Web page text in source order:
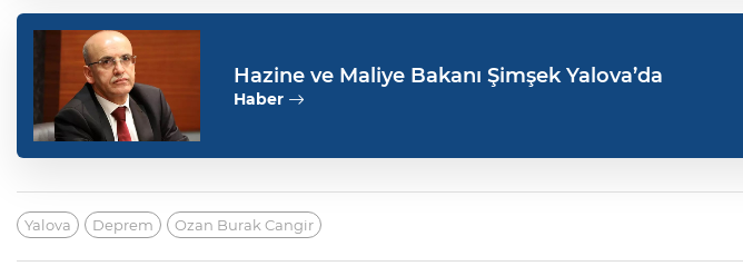
Hazine ve Maliye Bakanı Şimşek Yalova’da
Haber
Yalova Deprem Ozan Burak Cangir